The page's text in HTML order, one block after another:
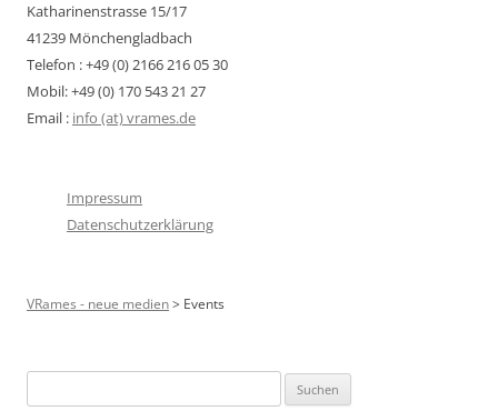
Katharinenstrasse 15/17
41239 Mönchengladbach
Telefon : +49 (0) 2166 216 05 30
Mobil: +49 (0) 170 543 21 27
Email : info (at) vrames.de
Impressum
Datenschutzerklärung
VRames - neue medien> Events